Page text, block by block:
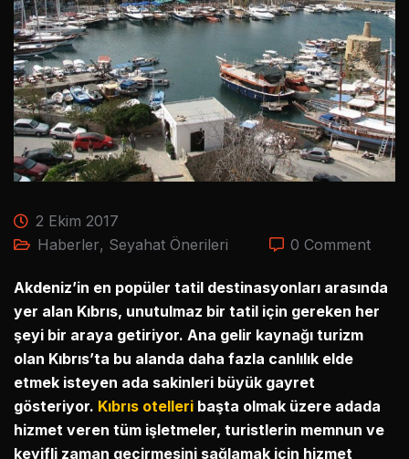
2 Ekim 2017
Haberler, Seyahat Önerileri 0 Comment
Akdeniz’in en popüler tatil destinasyonları arasında
yer alan Kıbrıs, unutulmaz bir tatil için gereken her
şeyi bir araya getiriyor. Ana gelir kaynağı turizm
olan Kıbrıs’ta bu alanda daha fazla canlılık elde
etmek isteyen ada sakinleri büyük gayret
gösteriyor. Kıbrıs otelleri başta olmak üzere adada
hizmet veren tüm işletmeler, turistlerin memnun ve
keyifli zaman geçirmesini sağlamak için hizmet